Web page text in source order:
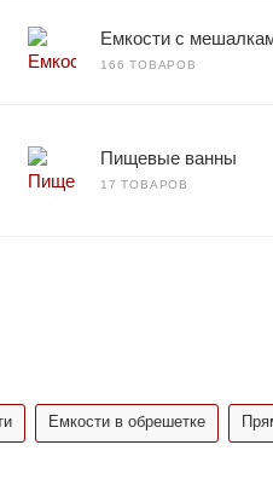
Емкости с
166 ТОВАРОВ
Пищевые ванны
17 ТОВАРОВ
Емкости в обрешетке